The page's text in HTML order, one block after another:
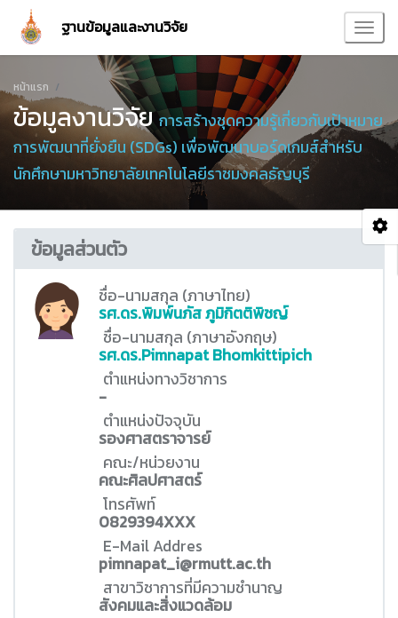
ฐานข้อมูลและงานวิจัย
หน้าแรก
ข้อมูลงานวิจัยการสร้างชุดความรู้เกี่ยวกับเป้าหมาย
การพัฒนาที่ยั่งยืน (SDGs) เพื่อพัฒนาบอร์ดเกมส์สำหรับ
นักศึกษามหาวิทยาลัยเทคโนโลยีราชมงคลธัญบุรี
ข้อมูลส่วนตัว
ชื่อ-นามสกุล (ภาษาไทย)
รศ.ดร.พิมพ์นภัส ภูมิกิตติพิชญ์
ชื่อ-นามสกุล (ภาษาอังกฤษ)
รศ.ดร.Pimnapat Bhomkittipich
ตำแหน่งทางวิชาการ
-
ตำแหน่งปัจจุบัน
รองศาสตราจารย์
คณะ/หน่วยงาน
คณะศิลปศาสตร์
โทรศัพท์
0829394XXX
E-Mail Addres
pimnapat_i@rmutt.ac.th
สาขาวิชาการที่มีความชำนาญ
สังคมและสิ่งแวดล้อม